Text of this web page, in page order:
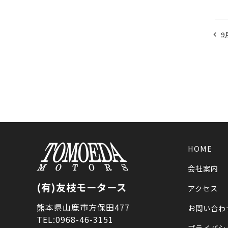
9
(有)友枝モータース
熊本県山鹿市方保田477
TEL:0968-46-3151
HOME
会社案内
アクセス
お問い合わ